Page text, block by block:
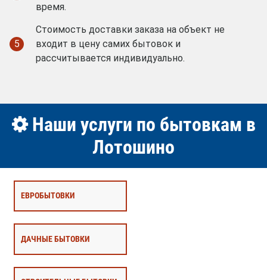
время.
5
Стоимость доставки заказа на объект не
входит в цену самих бытовок и
рассчитывается индивидуально.
Наши услуги по бытовкам в
Лотошино
ЕВРОБЫТОВКИ
ДАЧНЫЕ БЫТОВКИ